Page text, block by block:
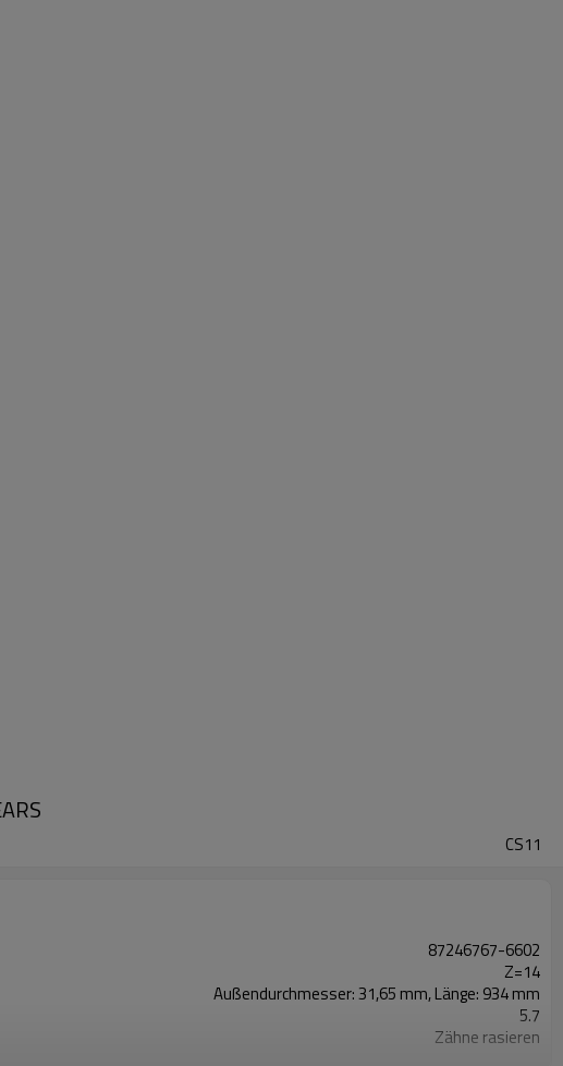
CS11
87246767-6602
Z=14
Außendurchmesser: 31,65 mm, Länge: 934 mm
5.7
Zähne rasieren